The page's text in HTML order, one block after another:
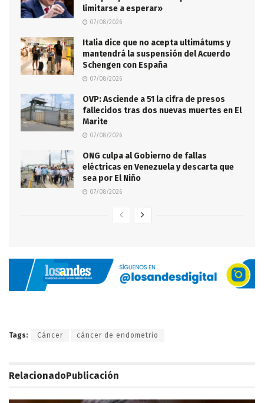
limitarse a esperar»
07/08/2026
Italia dice que no acepta ultimátums y
mantendrá la suspensión del Acuerdo
Schengen con España
07/08/2026
OVP: Asciende a 51 la cifra de presos
fallecidos tras dos nuevas muertes en El
Marite
07/08/2026
ONG culpa al Gobierno de fallas
eléctricas en Venezuela y descarta que
sea por El Niño
07/08/2026
Tags: Cáncer cáncer de endometrio
RelacionadoPublicación